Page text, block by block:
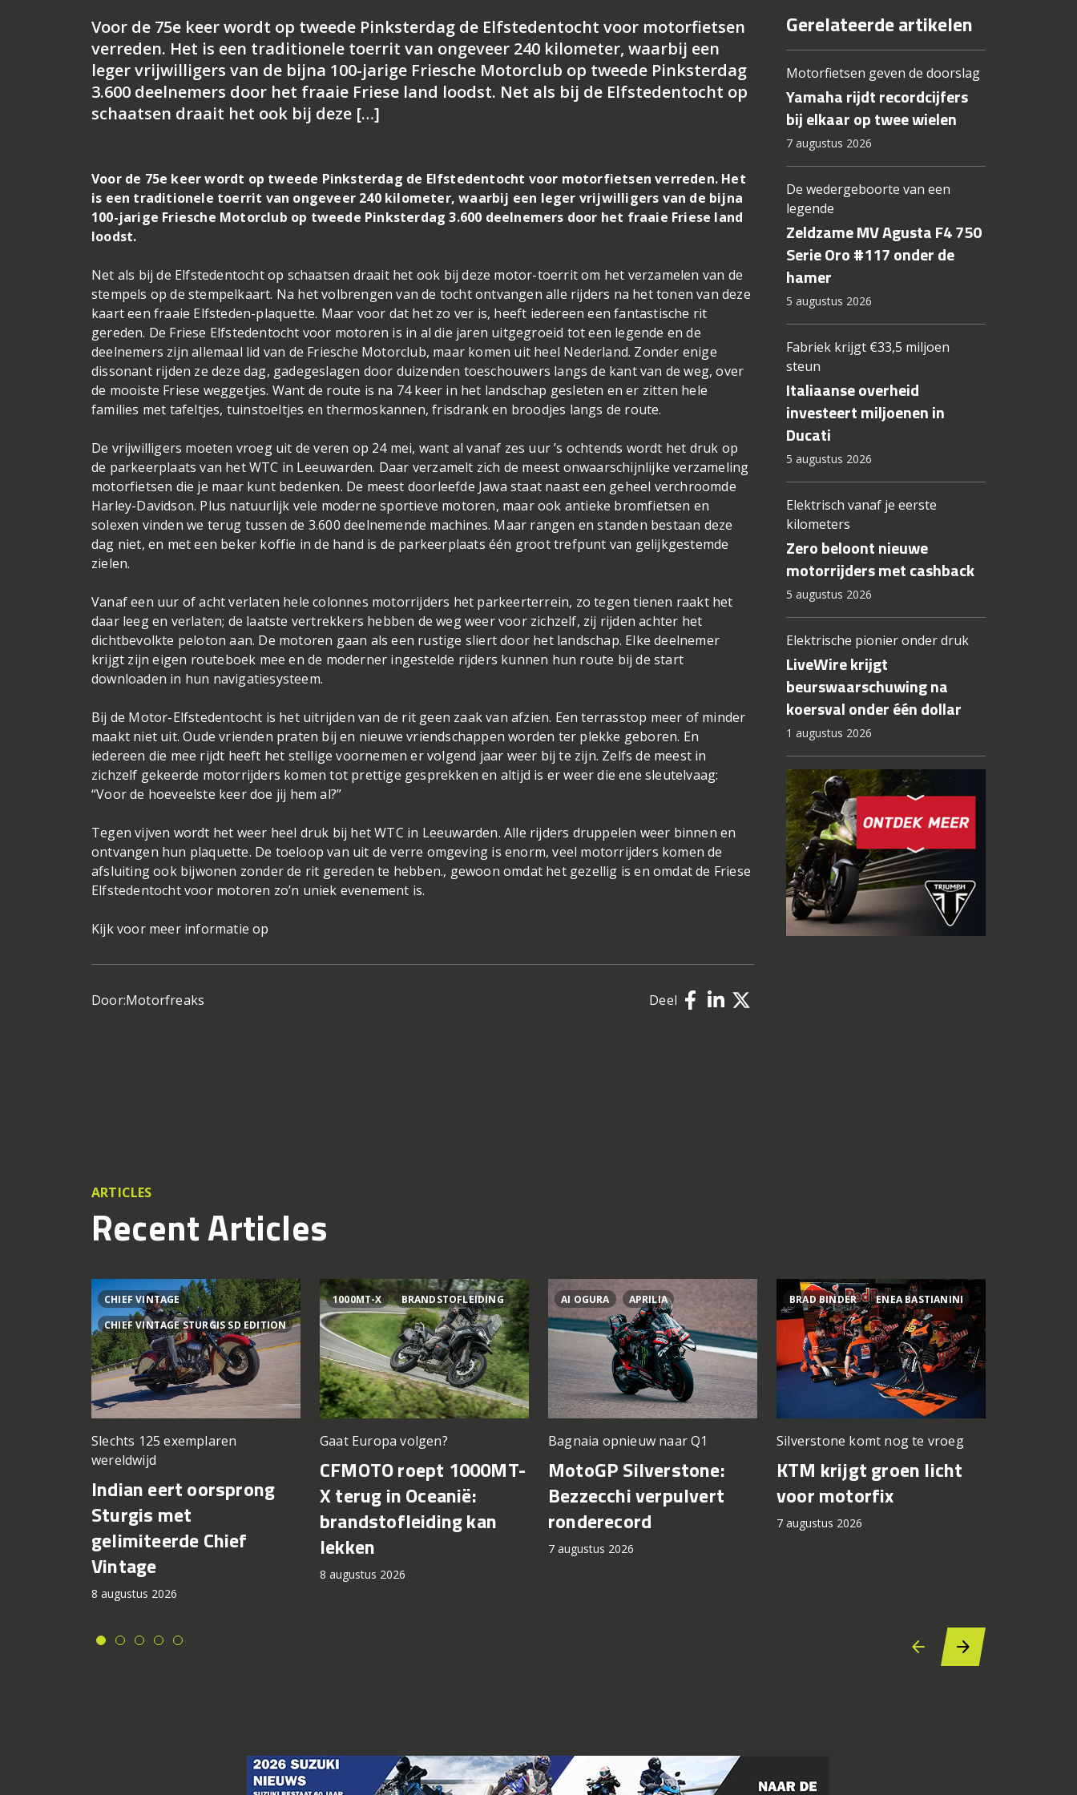
Voor de 75e keer wordt op tweede Pinksterdag de Elfstedentocht voor motorfietsen
verreden. Het is een traditionele toerrit van ongeveer 240 kilometer, waarbij een
leger vrijwilligers van de bijna 100-jarige Friesche Motorclub op tweede Pinksterdag
3.600 deelnemers door het fraaie Friese land loodst. Net als bij de Elfstedentocht op
schaatsen draait het ook bij deze […]
Voor de 75e keer wordt op tweede Pinksterdag de Elfstedentocht voor motorfietsen verreden. Het
is een traditionele toerrit van ongeveer 240 kilometer, waarbij een leger vrijwilligers van de bijna
100-jarige Friesche Motorclub op tweede Pinksterdag 3.600 deelnemers door het fraaie Friese land
loodst.
Net als bij de Elfstedentocht op schaatsen draait het ook bij deze motor-toerrit om het verzamelen van de
stempels op de stempelkaart. Na het volbrengen van de tocht ontvangen alle rijders na het tonen van deze
kaart een fraaie Elfsteden-plaquette. Maar voor dat het zo ver is, heeft iedereen een fantastische rit
gereden. De Friese Elfstedentocht voor motoren is in al die jaren uitgegroeid tot een legende en de
deelnemers zijn allemaal lid van de Friesche Motorclub, maar komen uit heel Nederland. Zonder enige
dissonant rijden ze deze dag, gadegeslagen door duizenden toeschouwers langs de kant van de weg, over
de mooiste Friese weggetjes. Want de route is na 74 keer in het landschap gesleten en er zitten hele
families met tafeltjes, tuinstoeltjes en thermoskannen, frisdrank en broodjes langs de route.
De vrijwilligers moeten vroeg uit de veren op 24 mei, want al vanaf zes uur ’s ochtends wordt het druk op
de parkeerplaats van het WTC in Leeuwarden. Daar verzamelt zich de meest onwaarschijnlijke verzameling
motorfietsen die je maar kunt bedenken. De meest doorleefde Jawa staat naast een geheel verchroomde
Harley-Davidson. Plus natuurlijk vele moderne sportieve motoren, maar ook antieke bromfietsen en
solexen vinden we terug tussen de 3.600 deelnemende machines. Maar rangen en standen bestaan deze
dag niet, en met een beker koffie in de hand is de parkeerplaats één groot trefpunt van gelijkgestemde
zielen.
Vanaf een uur of acht verlaten hele colonnes motorrijders het parkeerterrein, zo tegen tienen raakt het
daar leeg en verlaten; de laatste vertrekkers hebben de weg weer voor zichzelf, zij rijden achter het
dichtbevolkte peloton aan. De motoren gaan als een rustige sliert door het landschap. Elke deelnemer
krijgt zijn eigen routeboek mee en de moderner ingestelde rijders kunnen hun route bij de start
downloaden in hun navigatiesysteem.
Bij de Motor-Elfstedentocht is het uitrijden van de rit geen zaak van afzien. Een terrasstop meer of minder
maakt niet uit. Oude vrienden praten bij en nieuwe vriendschappen worden ter plekke geboren. En
iedereen die mee rijdt heeft het stellige voornemen er volgend jaar weer bij te zijn. Zelfs de meest in
zichzelf gekeerde motorrijders komen tot prettige gesprekken en altijd is er weer die ene sleutelvaag:
“Voor de hoeveelste keer doe jij hem al?”
Tegen vijven wordt het weer heel druk bij het WTC in Leeuwarden. Alle rijders druppelen weer binnen en
ontvangen hun plaquette. De toeloop van uit de verre omgeving is enorm, veel motorrijders komen de
afsluiting ook bijwonen zonder de rit gereden te hebben., gewoon omdat het gezellig is en omdat de Friese
Elfstedentocht voor motoren zo’n uniek evenement is.
Kijk voor meer informatie op
Door:Motorfreaks Deel
Gerelateerde artikelen
Motorfietsen geven de doorslag
Yamaha rijdt recordcijfers
bij elkaar op twee wielen
7 augustus 2026
De wedergeboorte van een
legende
Zeldzame MV Agusta F4 750
Serie Oro #117 onder de
hamer
5 augustus 2026
Fabriek krijgt €33,5 miljoen
steun
Italiaanse overheid
investeert miljoenen in
Ducati
5 augustus 2026
Elektrisch vanaf je eerste
kilometers
Zero beloont nieuwe
motorrijders met cashback
5 augustus 2026
Elektrische pionier onder druk
LiveWire krijgt
beurswaarschuwing na
koersval onder één dollar
1 augustus 2026
ARTICLES
Recent Articles
CHIEF VINTAGE
CHIEF VINTAGE STURGIS SD EDITION
Slechts 125 exemplaren
wereldwijd
Indian eert oorsprong
Sturgis met
gelimiteerde Chief
Vintage
8 augustus 2026
1000MT-X BRANDSTOFLEIDING
Gaat Europa volgen?
CFMOTO roept 1000MT-
X terug in Oceanië:
brandstofleiding kan
lekken
8 augustus 2026
AI OGURA APRILIA
Bagnaia opnieuw naar Q1
MotoGP Silverstone:
Bezzecchi verpulvert
ronderecord
7 augustus 2026
BRAD BINDER ENEA BASTIANINI
Silverstone komt nog te vroeg
KTM krijgt groen licht
voor motorfix
7 augustus 2026